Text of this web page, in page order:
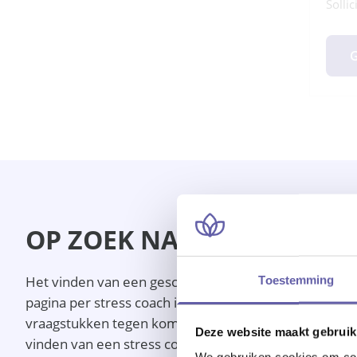
Toestemming
Deze website maakt
OP ZOEK NAAR EEN
Het vinden van een geschikte stress coach in
pagina per stress coach in Almelo meer informatie
vraagstukken tegen komen en de specialisaties van
vinden van een stress coach in Almelo. Ben je